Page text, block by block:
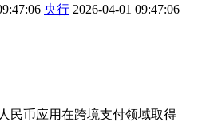
央行 2026-04-01 09:47:06
民币应用在跨境支付领域取得